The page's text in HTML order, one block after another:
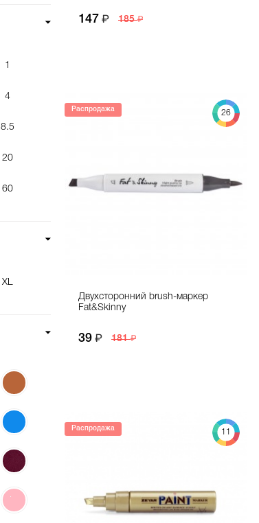
1
4
8.5
20
60
XL
147 185
26
Распродажа
Двухсторонний brush-маркер
Fat&Skinny
39 181
11
Распродажа